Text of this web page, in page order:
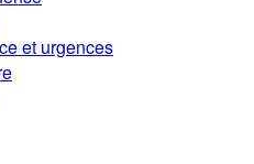
et urgences